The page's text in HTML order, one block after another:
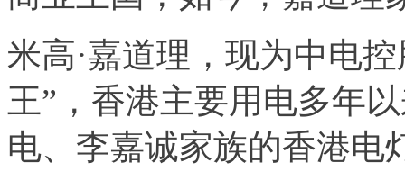
米高·嘉道理，现为中电
王”，香港主要用电多年
电、李嘉诚家族的香港电